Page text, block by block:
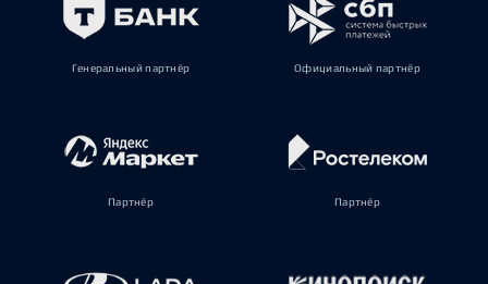
Генеральный партнёр Официальный партнёр
Партнёр Партнёр